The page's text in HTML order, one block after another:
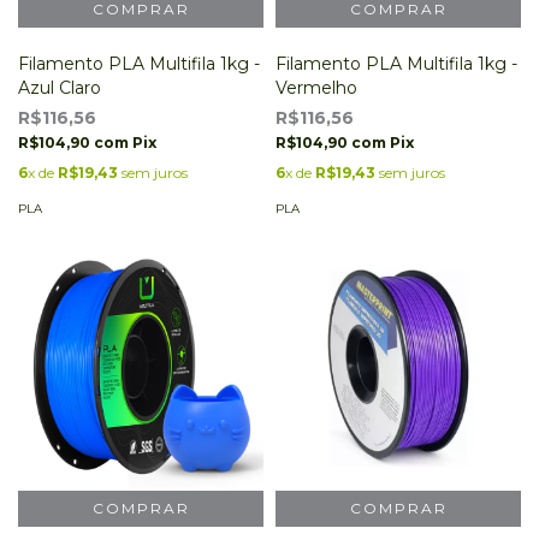
Filamento PLA Multifila 1kg -
Azul Claro
R$116,56
R$104,90 com Pix
6x de R$19,43 sem juros
PLA
Filamento PLA Multifila 1kg -
Vermelho
R$116,56
R$104,90 com Pix
6x de R$19,43 sem juros
PLA